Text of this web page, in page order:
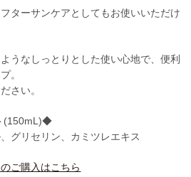
ターサンケアとしてもお使いいただけ
うなしっとりとした使い心地で、便利
。
さい。
(150mL)◆
グリセリン、カミツレエキス
ご購入はこちら